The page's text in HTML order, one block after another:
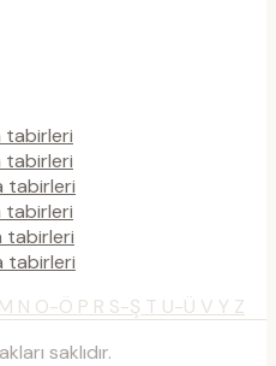
tabirleri
tabirleri
tabirleri
tabirleri
tabirleri
tabirleri
M N O-Ö P R S-Ş T U-Ü V Y Z
saklıdır.